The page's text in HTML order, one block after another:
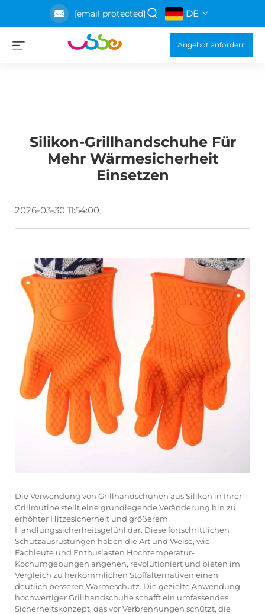
[email protected] DE
Angebot anfordern
Silikon-Grillhandschuhe Für
Mehr Wärmesicherheit
Einsetzen
2026-03-30 11:54:00
Die Verwendung von Grillhandschuhen aus Silikon in Ihrer
Grillroutine stellt eine grundlegende Veränderung hin zu
erhöhter Hitzesicherheit und größerem
Handlungssicherheitsgefühl dar. Diese fortschrittlichen
Schutzausrüstungen haben die Art und Weise, wie
Fachleute und Enthusiasten Hochtemperatur-
Kochumgebungen angehen, revolutioniert und bieten im
Vergleich zu herkömmlichen Stoffalternativen einen
deutlich besseren Wärmeschutz. Die gezielte Anwendung
hochwertiger Grillhandschuhe schafft ein umfassendes
Sicherheitskonzept, das vor Verbrennungen schützt, die